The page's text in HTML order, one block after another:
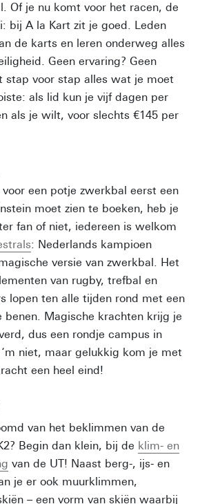
Of je nu komt voor het racen, de
bij A la Kart zit je goed. Leden
de karts en leren onderweg alles
Geen ervaring? Geen
stap voor stap alles wat je moet
als lid kun je vijf dagen per
als je wilt, voor slechts €145 per
een potje zwerkbal eerst een
moet zien te boeken, heb je
fan of niet, iedereen is welkom
: Nederlands kampioen
versie van zwerkbal. Het
van rugby, trefbal en
lopen ten alle tijden rond met een
benen. Magische krachten krijg je
dus een rondje campus in
niet, maar gelukkig kom je met
een heel eind!
van het beklimmen van de
Begin dan klein, bij de klim- en
van de UT! Naast berg-, ijs- en
je er ook muurklimmen,
– een vorm van skiën waarbij